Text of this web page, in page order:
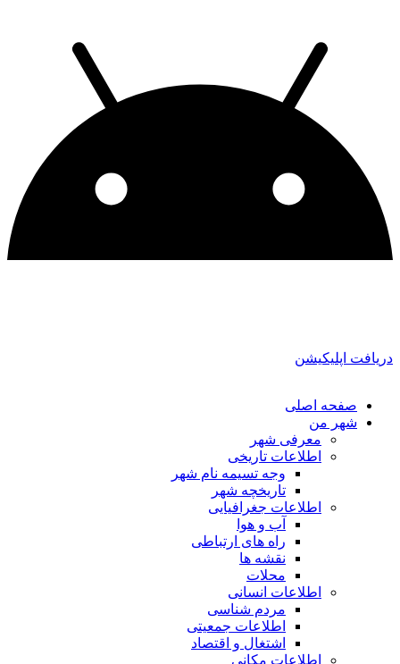
دریافت اپلیکیشن
صفحه اصلی
شهر من
معرفی شهر
اطلاعات تاریخی
وجه تسیمه نام شهر
تاریخچه شهر
اطلاعات جغرافیایی
آب و هوا
راه های ارتباطی
نقشه ها
محلات
اطلاعات انسانی
مردم شناسی
اطلاعات جمعیتی
اشتغال و اقتصاد
اطلاعات مکانی